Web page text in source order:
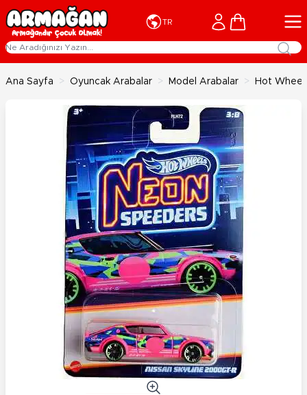
İçeriğe geç
TR Cart
Ana Sayfa > Oyuncak Arabalar > Model Arabalar > Hot